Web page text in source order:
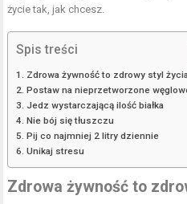
życie tak, jak chcesz.
Spis treści
Zdrowa żywność to zdrowy styl
Postaw na nieprzetworzone
Jedz wystarczającą ilość białka
Nie bój się tłuszczu
Pij co najmniej 2 litry dziennie
Unikaj stresu
Zdrowa żywność to